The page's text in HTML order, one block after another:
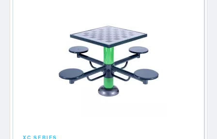
XC SERIES